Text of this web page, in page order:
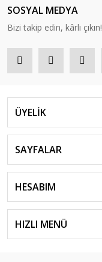
SOSYAL MEDYA
Bizi takip edin, kârlı çıkın!
ÜYELİK
SAYFALAR
HESABIM
HIZLI MENÜ